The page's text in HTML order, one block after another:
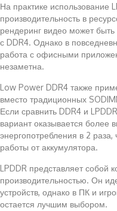
На практике использование
производительность в
рендеринг видео может
с DDR4. Однако в
работа с офисными
незаметна.
Low Power DDR4 также
вместо традиционных
Если сравнить DDR4 и
вариант оказывается более
энергопотребления в 2 раза,
работы от аккумулятора.
LPDDR представляет собой
производительностью. Он
устройств, однако в ПК и
остается лучшим выбором.